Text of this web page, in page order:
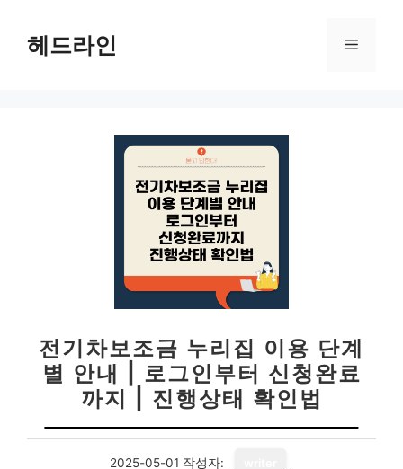
헤드라인 메
전기차보조금 누리집 이용 단계
별 안내 | 로그인부터 신청완료
까지 | 진행상태 확인법
2025-05-01 작성자: